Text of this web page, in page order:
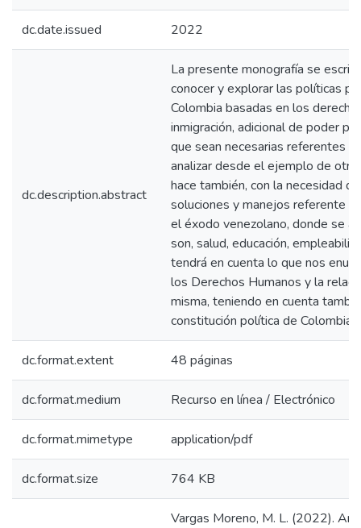
dc.date.issued 2022
dc.description.abstract
La presente monografía se
conocer y explorar las políticas
Colombia basadas en los
inmigración, adicional de poder
que sean necesarias referentes
analizar desde el ejemplo de
hace también, con la necesidad
soluciones y manejos referente
el éxodo venezolano, donde se
son, salud, educación,
tendrá en cuenta lo que nos
los Derechos Humanos y la
misma, teniendo en cuenta
constitución política de Colombia.
dc.format.extent 48 páginas
dc.format.medium Recurso en línea / Electrónico
dc.format.mimetype application/pdf
dc.format.size 764 KB
Vargas Moreno, M. L. (2022).